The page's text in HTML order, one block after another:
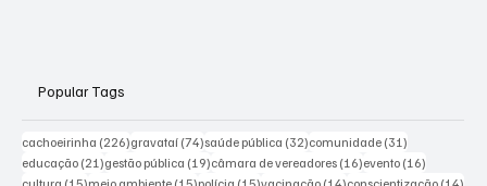
Popular Tags
cachoeirinha (226)226 posts
gravataí (74)74 posts
saúde pública (32)32 posts
comunidade (31)
educação (21)21 posts
gestão pública (19)19 posts
câmara de vereadores (16)16 posts
evento (16)
15 posts 15 posts 15 posts 14 posts